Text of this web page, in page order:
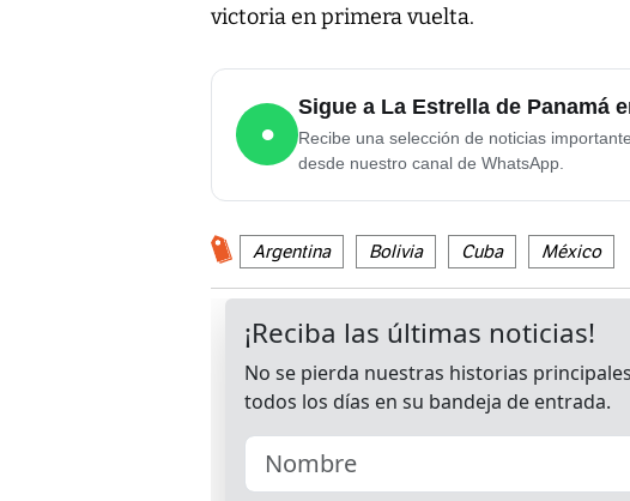
victoria en primera vuelta.
●
Sigue a La Estrella de Panamá
Recibe una selección de noticias
desde nuestro canal de WhatsApp.
Argentina Bolivia Cuba México